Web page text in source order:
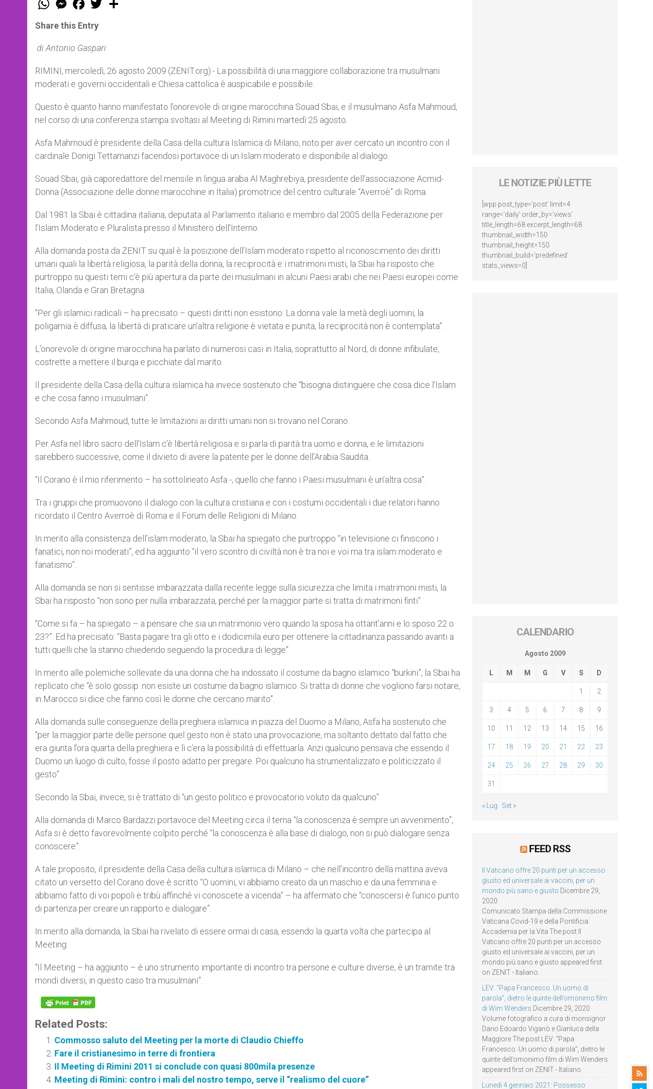
t
s
p
p
e
s
e
g
e
a
e
b
o
k
w
r
Share this Entry
di Antonio Gaspari
RIMINI, mercoledì, 26 agosto 2009 (ZENIT.org).- La possibilità di una maggiore collaborazione tra musulmani
moderati e governi occidentali e Chiesa cattolica è auspicabile e possibile.
Questo è quanto hanno manifestato l’onorevole di origine marocchina Souad Sbai, e il musulmano Asfa Mahmoud,
nel corso di una conferenza stampa svoltasi al Meeting di Rimini martedì 25 agosto.
Asfa Mahmoud è presidente della Casa della cultura Islamica di Milano, noto per aver cercato un incontro con il
cardinale Donigi Tettamanzi facendosi portavoce di un Islam moderato e disponibile al dialogo.
Souad Sbai, già caporedattore del mensile in lingua araba Al Maghrebiya, presidente dell’associazione Acmid-
Donna (Associazione delle donne marocchine in Italia) promotrice del centro culturale “Averroè” di Roma.
Dal 1981 la Sbai è cittadina italiana, deputata al Parlamento italiano e membro dal 2005 della Federazione per
l’Islam Moderato e Pluralista presso il Ministero dell’Interno.
Alla domanda posta da ZENIT su qual è la posizione dell’Islam moderato rispetto al riconoscimento dei diritti
umani quali la libertà religiosa, la parità della donna, la reciprocità e i matrimoni misti, la Sbai ha risposto che
purtroppo su questi temi c’è più apertura da parte dei musulmani in alcuni Paesi arabi che nei Paesi europei come
Italia, Olanda e Gran Bretagna.
“Per gli islamici radicali – ha precisato – questi diritti non esistono. La donna vale la metà degli uomini, la
poligamia è diffusa, la libertà di praticare un’altra religione è vietata e punita, la reciprocità non è contemplata”.
L’onorevole di origine marocchina ha parlato di numerosi casi in Italia, soprattutto al Nord, di donne infibulate,
costrette a mettere il burqa e picchiate dal marito.
Il presidente della Casa della cultura islamica ha invece sostenuto che “bisogna distinguere che cosa dice l’Islam
e che cosa fanno i musulmani”.
Secondo Asfa Mahmoud, tutte le limitazioni ai diritti umani non si trovano nel Corano.
Per Asfa nel libro sacro dell’Islam c’è libertà religiosa e si parla di parità tra uomo e donna, e le limitazioni
sarebbero successive, come il divieto di avere la patente per le donne dell’Arabia Saudita.
“Il Corano è il mio riferimento – ha sottolineato Asfa -, quello che fanno i Paesi musulmani è un’altra cosa”.
Tra i gruppi che promuovono il dialogo con la cultura cristiana e con i costumi occidentali i due relatori hanno
ricordato il Centro Averroè di Roma e il Forum delle Religioni di Milano.
In merito alla consistenza dell’islam moderato, la Sbai ha spiegato che purtroppo “in televisione ci finiscono i
fanatici, non noi moderati”, ed ha aggiunto “il vero scontro di civiltà non è tra noi e voi ma tra islam moderato e
fanatismo”.
Alla domanda se non si sentisse imbarazzata dalla recente legge sulla sicurezza che limita i matrimoni misti, la
Sbai ha risposto “non sono per nulla imbarazzata, perché per la maggior parte si tratta di matrimoni finti”.
“Come si fa – ha spiegato – a pensare che sia un matrimonio vero quando la sposa ha ottant’anni e lo sposo 22 o
23?”. Ed ha precisato: “Basta pagare tra gli otto e i dodicimila euro per ottenere la cittadinanza passando avanti a
tutti quelli che la stanno chiedendo seguendo la procedura di legge”.
In merito alle polemiche sollevate da una donna che ha indossato il costume da bagno islamico “burkini”, la Sbai ha
replicato che “è solo gossip: non esiste un costume da bagno islamico. Si tratta di donne che vogliono farsi notare,
in Marocco si dice che fanno così le donne che cercano marito”.
Alla domanda sulle conseguenze della preghiera islamica in piazza del Duomo a Milano, Asfa ha sostenuto che
“per la maggior parte delle persone quel gesto non è stato una provocazione, ma soltanto dettato dal fatto che
era giunta l’ora quarta della preghiera e lì c’era la possibilità di effettuarla. Anzi qualcuno pensava che essendo il
Duomo un luogo di culto, fosse il posto adatto per pregare. Poi qualcuno ha strumentalizzato e politicizzato il
gesto”.
Secondo la Sbai, invece, si è trattato di “un gesto politico e provocatorio voluto da qualcuno”.
Alla domanda di Marco Bardazzi portavoce del Meeting circa il tema “la conoscenza è sempre un avvenimento”,
Asfa si è detto favorevolmente colpito perché “la conoscenza è alla base di dialogo, non si può dialogare senza
conoscere”.
A tale proposito, il presidente della Casa della cultura islamica di Milano – che nell’incontro della mattina aveva
citato un versetto del Corano dove è scritto “O uomini, vi abbiamo creato da un maschio e da una femmina e
abbiamo fatto di voi popoli e tribù affinché vi conoscete a vicenda” – ha affermato che “conoscersi è l’unico punto
di partenza per creare un rapporto e dialogare”.
In merito alla domanda, la Sbai ha rivelato di essere ormai di casa, essendo la quarta volta che partecipa al
Meeting.
“Il Meeting – ha aggiunto – è uno strumento importante di incontro tra persone e culture diverse, è un tramite tra
mondi diversi, in questo caso tra musulmani”.
Related Posts:
Commosso saluto del Meeting per la morte di Claudio Chieffo
Fare il cristianesimo in terre di frontiera
Il Meeting di Rimini 2011 si conclude con quasi 800mila presenze
Meeting di Rimini: contro i mali del nostro tempo, serve il “realismo del cuore”
LE NOTIZIE PIÙ LETTE
[wpp post_type='post' limit=4
range='daily' order_by='views'
title_length=68 excerpt_length=68
thumbnail_width=150
thumbnail_height=150
thumbnail_build='predefined'
stats_views=0]
CALENDARIO
Agosto 2009
L M M G V S D
1 2
3 4 5 6 7 8 9
10 11 12 13 14 15 16
17 18 19 20 21 22 23
24 25 26 27 28 29 30
31
« Lug Set »
FEED RSS
Il Vaticano offre 20 punti per un accesso
giusto ed universale ai vaccini, per un
mondo più sano e giusto Dicembre 29,
2020
Comunicato Stampa della Commissione
Vaticana Covid-19 e della Pontificia
Accademia per la Vita The post Il
Vaticano offre 20 punti per un accesso
giusto ed universale ai vaccini, per un
mondo più sano e giusto appeared first
on ZENIT - Italiano.
LEV: “Papa Francesco. Un uomo di
parola”, dietro le quinte dell’omonimo film
di Wim Wenders Dicembre 29, 2020
Volume fotografico a cura di monsignor
Dario Edoardo Viganò e Gianluca della
Maggiore The post LEV: “Papa
Francesco. Un uomo di parola”, dietro le
quinte dell’omonimo film di Wim Wenders
appeared first on ZENIT - Italiano.
Lunedì 4 gennaio 2021: Possesso